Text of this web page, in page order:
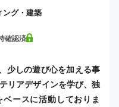
ング・建築
確認済
少しの遊び心を加える事
リアデザインを学び、独
ースに活動しておりま